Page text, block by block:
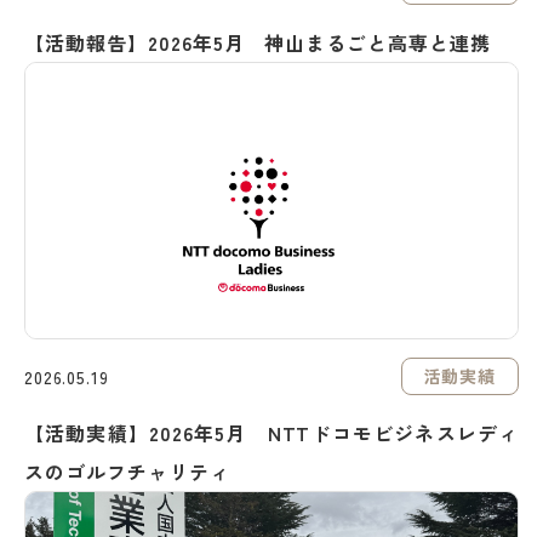
【活動報告】2026年5月 神山まるごと高専と連携
2026.05.19 活動実績
【活動実績】2026年5月 NTTドコモビジネスレディ
スのゴルフチャリティ